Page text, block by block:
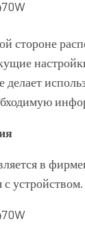
стороне
делает
в
с устройством.